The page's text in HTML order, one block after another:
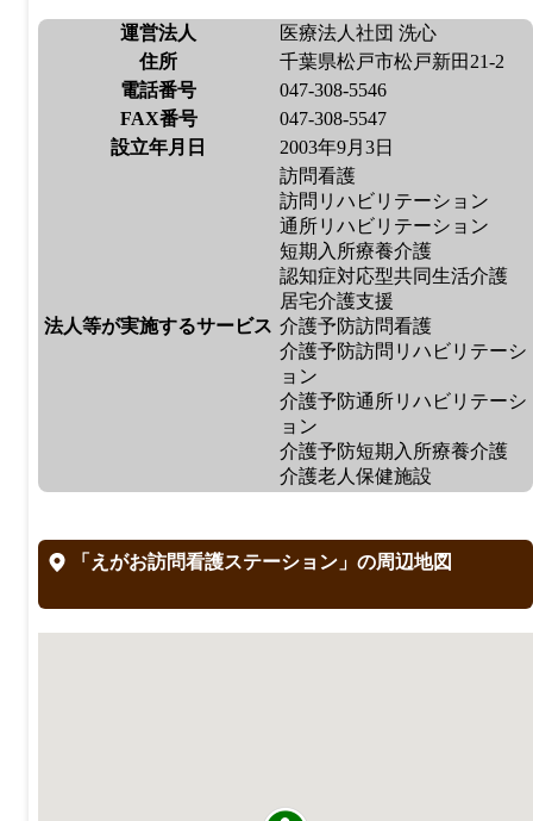
運営法人
医療法人社団 洗心
住所
千葉県松戸市松戸新田21-2
電話番号
047-308-5546
FAX番号
047-308-5547
設立年月日
2003年9月3日
法人等が実施するサービス
訪問看護
訪問リハビリテーション
通所リハビリテーション
短期入所療養介護
認知症対応型共同生活介護
居宅介護支援
介護予防訪問看護
介護予防訪問リハビリテーシ
ョン
介護予防通所リハビリテーシ
ョン
介護予防短期入所療養介護
介護老人保健施設
「えがお訪問看護ステーション」の周辺地図